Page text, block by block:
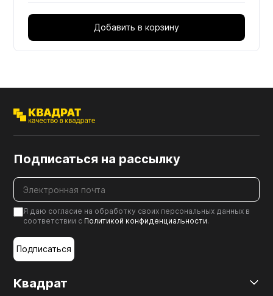
Добавить в корзину
Квадрат
Подписаться на рассылку
Я даю согласие на обработку своих персональных данных в
соответствии с Политикой конфиденциальности.
Подписаться